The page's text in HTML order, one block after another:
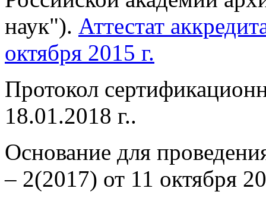
наук"). Аттестат
октября 2015 г.
Протокол
18.01.2018 г..
Основание для
– 2(2017) от 11